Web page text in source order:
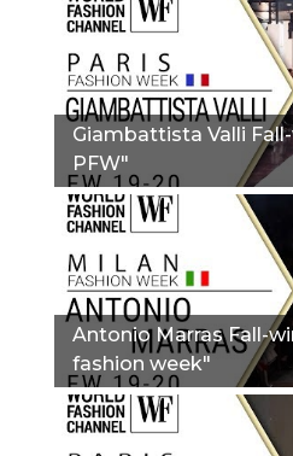
Giambattista Valli
PFW"
Antonio Marras Fall-
fashion week"